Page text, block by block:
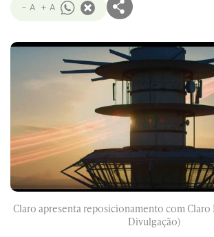
- A + A
Claro apresenta reposicionamento com Claro
Divulgação)